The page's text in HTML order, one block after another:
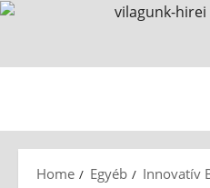
Home Egyéb Innovatív